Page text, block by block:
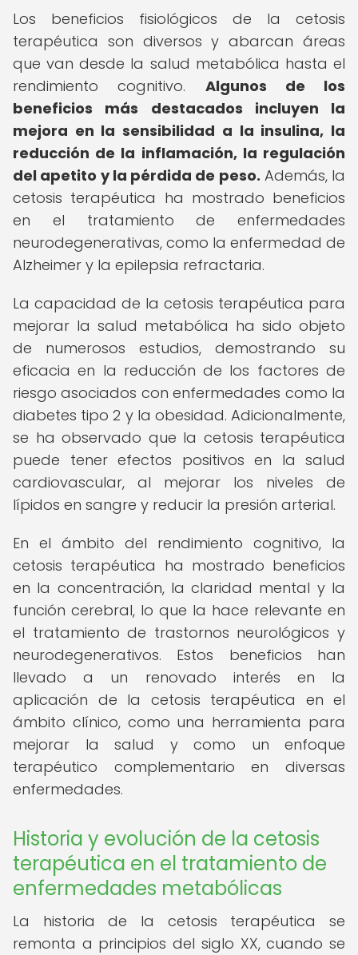
Los beneficios fisiológicos de la cetosis
terapéutica son diversos y abarcan áreas
que van desde la salud metabólica hasta el
rendimiento cognitivo. Algunos de los
beneficios más destacados incluyen la
mejora en la sensibilidad a la insulina, la
reducción de la inflamación, la regulación
del apetito y la pérdida de peso. Además, la
cetosis terapéutica ha mostrado beneficios
en el tratamiento de enfermedades
neurodegenerativas, como la enfermedad de
Alzheimer y la epilepsia refractaria.
La capacidad de la cetosis terapéutica para
mejorar la salud metabólica ha sido objeto
de numerosos estudios, demostrando su
eficacia en la reducción de los factores de
riesgo asociados con enfermedades como la
diabetes tipo 2 y la obesidad. Adicionalmente,
se ha observado que la cetosis terapéutica
puede tener efectos positivos en la salud
cardiovascular, al mejorar los niveles de
lípidos en sangre y reducir la presión arterial.
En el ámbito del rendimiento cognitivo, la
cetosis terapéutica ha mostrado beneficios
en la concentración, la claridad mental y la
función cerebral, lo que la hace relevante en
el tratamiento de trastornos neurológicos y
neurodegenerativos. Estos beneficios han
llevado a un renovado interés en la
aplicación de la cetosis terapéutica en el
ámbito clínico, como una herramienta para
mejorar la salud y como un enfoque
terapéutico complementario en diversas
enfermedades.
Historia y evolución de la cetosis
terapéutica en el tratamiento de
enfermedades metabólicas
La historia de la cetosis terapéutica se
remonta a principios del siglo XX, cuando se